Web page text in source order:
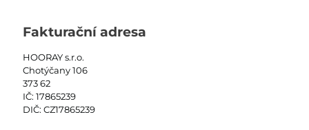
Fakturační adresa
HOORAY s.r.o.
Chotýčany 106
373 62
IČ: 17865239
DIČ: CZ17865239